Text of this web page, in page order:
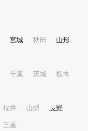
宮城 秋田 山形
千葉 茨城 栃木
福井 山梨 長野
三重